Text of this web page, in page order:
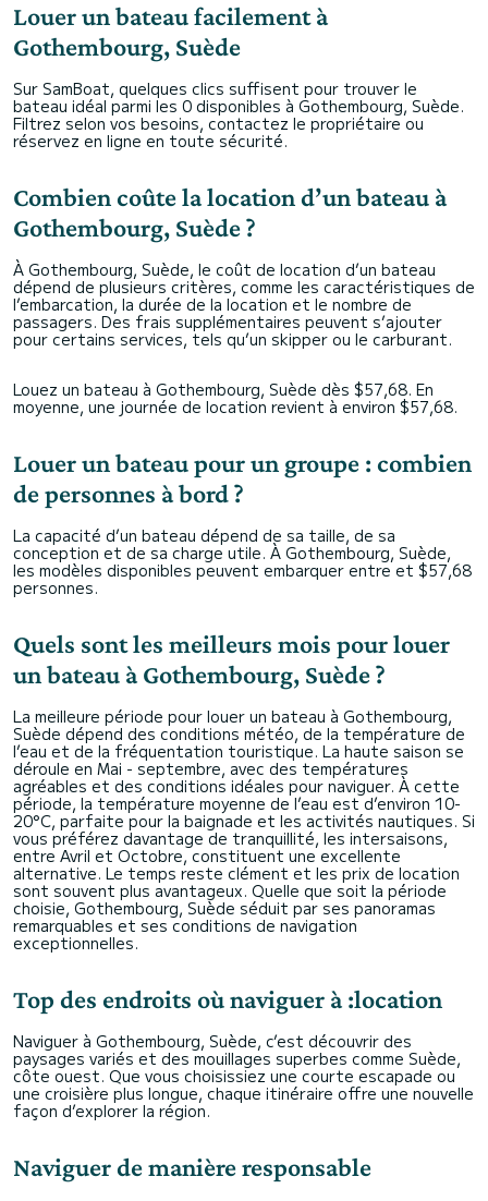
Louer un bateau facilement à
Gothembourg, Suède
Sur SamBoat, quelques clics suffisent pour trouver le
bateau idéal parmi les 0 disponibles à Gothembourg, Suède.
Filtrez selon vos besoins, contactez le propriétaire ou
réservez en ligne en toute sécurité.
Combien coûte la location d’un bateau à
Gothembourg, Suède ?
À Gothembourg, Suède, le coût de location d’un bateau
dépend de plusieurs critères, comme les caractéristiques de
l’embarcation, la durée de la location et le nombre de
passagers. Des frais supplémentaires peuvent s’ajouter
pour certains services, tels qu’un skipper ou le carburant.
Louez un bateau à Gothembourg, Suède dès $57,68. En
moyenne, une journée de location revient à environ $57,68.
Louer un bateau pour un groupe : combien
de personnes à bord ?
La capacité d’un bateau dépend de sa taille, de sa
conception et de sa charge utile. À Gothembourg, Suède,
les modèles disponibles peuvent embarquer entre et $57,68
personnes.
Quels sont les meilleurs mois pour louer
un bateau à Gothembourg, Suède ?
La meilleure période pour louer un bateau à Gothembourg,
Suède dépend des conditions météo, de la température de
l’eau et de la fréquentation touristique. La haute saison se
déroule en Mai - septembre, avec des températures
agréables et des conditions idéales pour naviguer. À cette
période, la température moyenne de l’eau est d’environ 10-
20°C, parfaite pour la baignade et les activités nautiques. Si
vous préférez davantage de tranquillité, les intersaisons,
entre Avril et Octobre, constituent une excellente
alternative. Le temps reste clément et les prix de location
sont souvent plus avantageux. Quelle que soit la période
choisie, Gothembourg, Suède séduit par ses panoramas
remarquables et ses conditions de navigation
exceptionnelles.
Top des endroits où naviguer à :location
Naviguer à Gothembourg, Suède, c’est découvrir des
paysages variés et des mouillages superbes comme Suède,
côte ouest. Que vous choisissiez une courte escapade ou
une croisière plus longue, chaque itinéraire offre une nouvelle
façon d’explorer la région.
Naviguer de manière responsable